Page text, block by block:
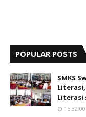
POPULAR POSTS
SMKS
Literasi
15:32:00